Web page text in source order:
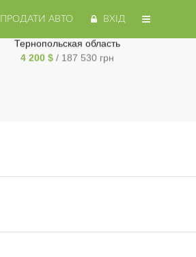
ПРОДАТИ АВТО ВХІД
Тернополь/ ВАЗ/2121
Тернопольская область
4 200 $ / 187 530 грн